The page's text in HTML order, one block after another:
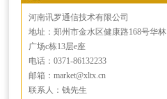
河南讯罗通信技术有限公司
地址：郑州市金水区健康路168号华林
广场c栋13层e座
电话：0371-86132233
邮箱：market@xltx.cn
联系人：钱先生